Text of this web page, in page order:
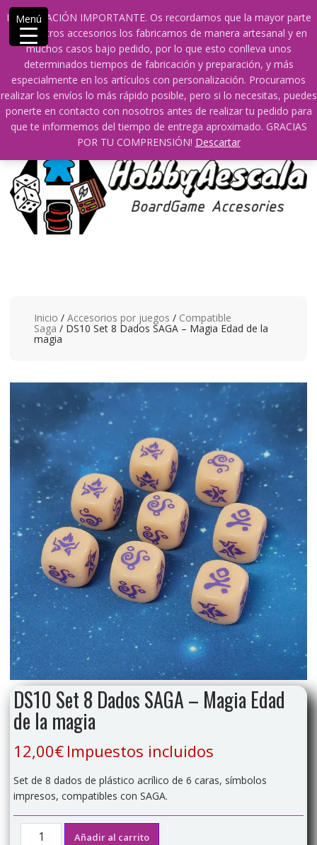
INFORMACIÓN IMPORTANTE. Os recordamos que la mayor parte
de nuestros accesorios los fabricamos de manera artesanal y en
muchos casos bajo pedido, por lo que esto conlleva unos
determinados tiempos de fabricación y preparación, y más
especialmente en los artículos con personalización. Procuramos
realizar los envíos lo más rápido posible, pero si lo necesitas, puedes
ponerte en contacto con nosotros antes de realizar tu pedido para
que te informemos del tiempo de entrega aproximado. GRACIAS
POR TU COMPRENSIÓN! Descartar
Saltar
contenido
609241475 SOLO DE 10:00 a 14:00
info@hobbyaescala.com
San Fernando de Henares
10:00 - 14:00
Mi cuenta
0 0
Inicio / Accesorios por juegos / Compatible
Saga / DS10 Set 8 Dados SAGA – Magia Edad de la
magia
DS10 Set 8 Dados SAGA – Magia Edad
de la magia
12,00€ Impuestos incluidos
Set de 8 dados de plástico acrílico de 6 caras, símbolos
impresos, compatibles con SAGA.
DS10
Añadir al carrito
Menú